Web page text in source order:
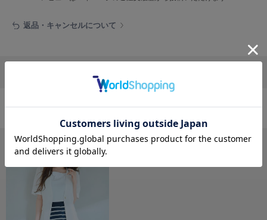
FURFUR
ジェラート ピケ キャットアンドドッグ
gelato pique Sleep
ジェラート ピケ スリープ
GRAMICCI
グラミチ
返品・キャンセルについて